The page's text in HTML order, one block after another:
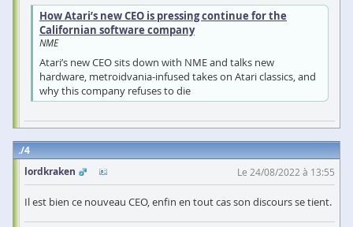
How Atari’s new CEO is pressing continue for the
Californian software company
NME
Atari’s new CEO sits down with NME and talks new
hardware, metroidvania-infused takes on Atari classics, and
why this company refuses to die
4
lordkraken
Le 24/08/2022 à 13:55
Il est bien ce nouveau CEO, enfin en tout cas son discours se tient.